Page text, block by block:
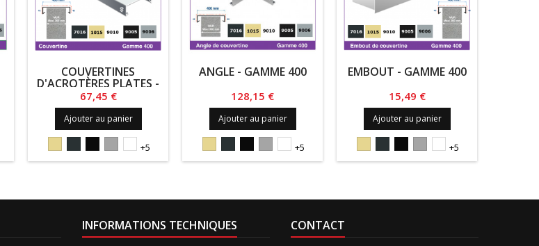
COUVERTINES
D'ACROTÈRES PLATES -
GAMME 400
Prix
67,45 €
Ajouter au panier
9006PIEDRA
9010S
+5
ANGLE - GAMME 400
Prix
128,15 €
Ajouter au panier
9006PIEDRA
9010S
+5
EMBOUT - GAMME 400
Prix
15,49 €
Ajouter au panier
9006PIEDRA
9010S
+5
INFORMATIONS TECHNIQUES CONTACT